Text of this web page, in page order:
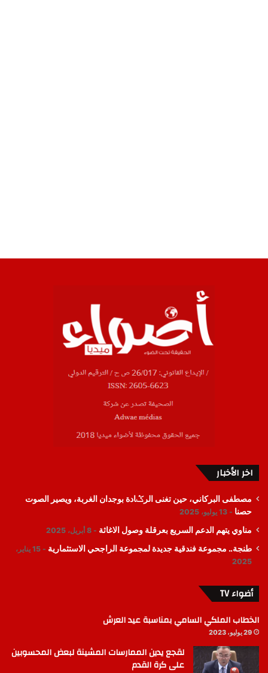
اخر الأخبار
مصطفى البركاني، حين تغنى الرݣادة بوجدان الغربة، ويصير الصوت
حصنا
13 يوليو، 2025
مناوي يتهم الدعم السريع بعرقلة وصول الاغاثة 8 أبريل، 2025
طنجة.. مجموعة فندقية جديدة لمجموعة الراجحي الاستثمارية
15 يناير،
2025
أضواء TV
الخطاب الملكي السامي بمناسبة عيد العرش
29 يوليو، 2023
لقجع يدين الممارسات المشينة لبعض المحسوبين
على كرة القدم